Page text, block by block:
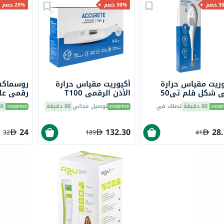
خسارة
الوزن
فحص
صحي
روتيني
القلب
الصحي
Original
IV
اختبار
التحسس
الغذائي
الحالة
الصحية
البشرة
والشعر
25% خصم
رقمي
جي120 60
24
32
30% خصم
أكيوريت مقياس حرارة
الأذن الرقمي T100
توصيل مجاني60 دقيقة
132.30
189
مقياس حرارة
شكل قلم تي50
60 دقيقة تصلك في
41